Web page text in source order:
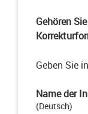
Gehören
Geben Sie
Name der
(Deutsch)